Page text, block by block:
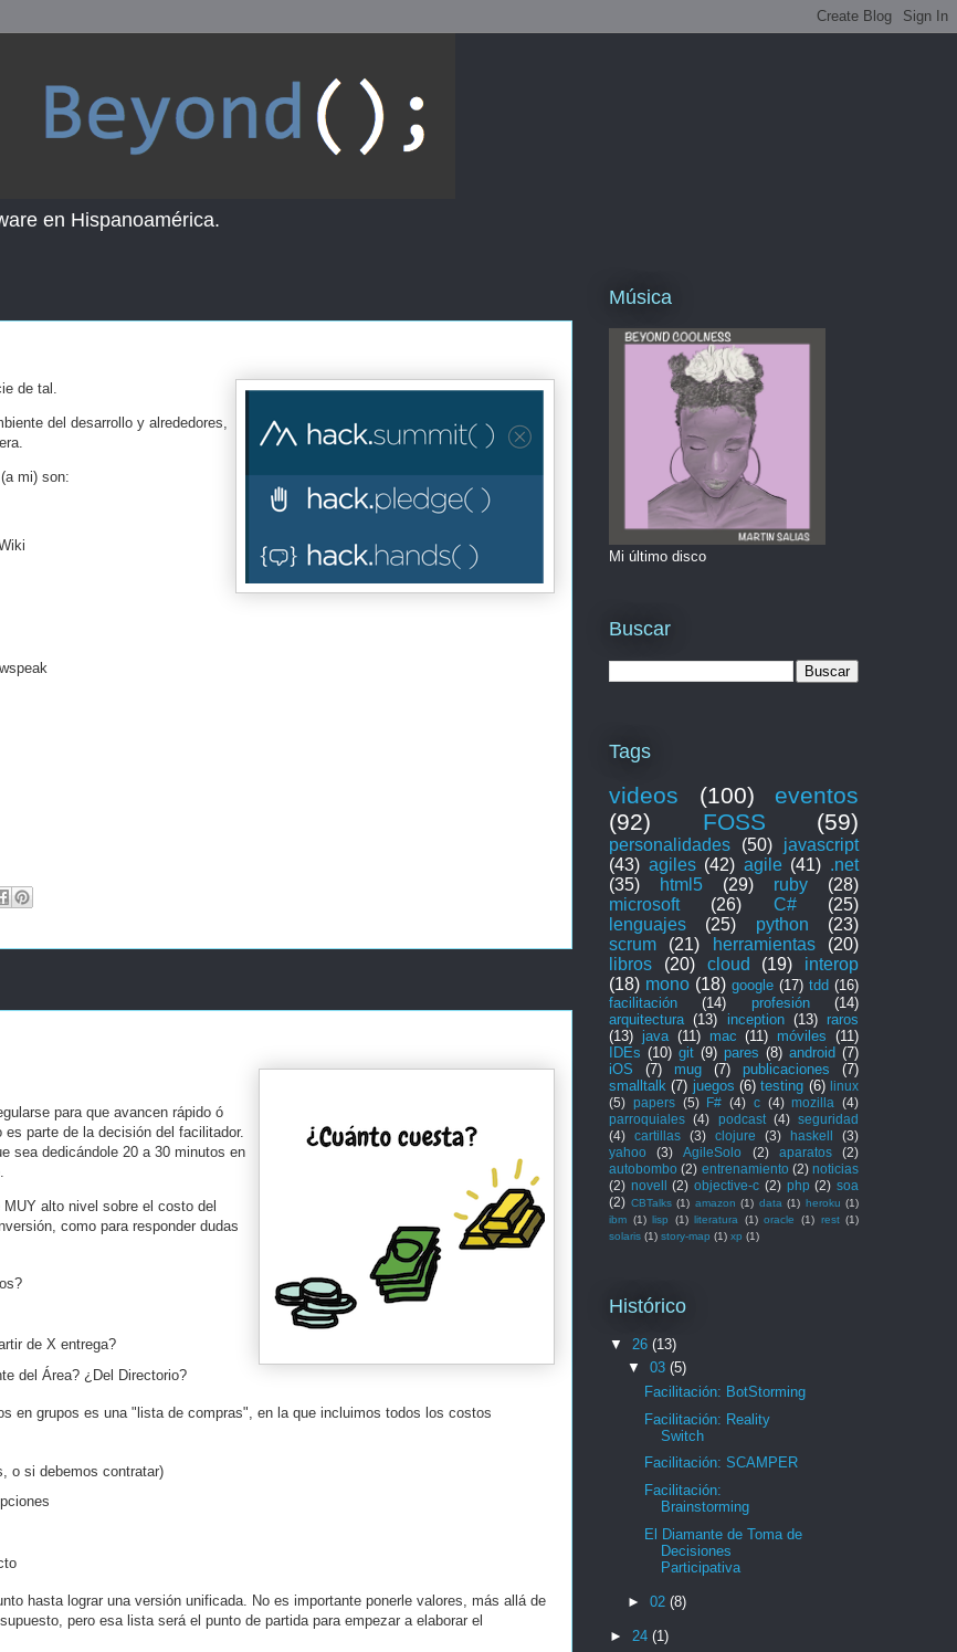
en Hispanoamérica.
de tal.
del desarrollo y alrededores,
mi) son:
para que avancen rápido ó
parte de la decisión del facilitador.
sea dedicándole 20 a 30 minutos en
alto nivel sobre el costo del
como para responder dudas
de X entrega?
del Área? ¿Del Directorio?
en grupos es una "lista de compras", en la que incluimos todos los costos
o si debemos contratar)
hasta lograr una versión unificada. No es importante ponerle valores, más allá de
pero esa lista será el punto de partida para empezar a elaborar el
Música
Mi último disco
Buscar
Tags
videos (100)
eventos
(92)
FOSS (59)
personalidades (50)
javascript
(43) agiles (42) agile (41) .net
(35)
html5 (29) ruby
(28)
microsoft
(26) C#
(25)
lenguajes
(25) python
(23)
scrum
(21) herramientas
(20)
libros
(20) cloud (19)
interop
(18) mono (18) google (17) tdd (16)
facilitación
(14) profesión
(14)
arquitectura (13) inception (13)
raros
(13) java (11) mac (11) móviles
(11)
IDEs (10) git (9) pares (8) android (7)
iOS
(7) mug (7) publicaciones
(7)
smalltalk (7) juegos (6) testing (6) linux
(5) papers (5) F# (4) c (4) mozilla
(4)
parroquiales (4) podcast (4) seguridad
(4)
cartillas (3) clojure (3) haskell
(3)
yahoo
(3) AgileSolo (2) aparatos
(2)
autobombo (2) entrenamiento (2) noticias
(2) novell (2) objective-c (2) php (2) soa
(2) CBTalks (1) amazon (1) data (1) heroku (1)
ibm (1) lisp (1) literatura (1) oracle (1) rest (1)
solaris (1) story-map (1) xp (1)
Histórico
▼ 26 (13)
▼ 03 (5)
Facilitación: BotStorming
Facilitación: Reality
Switch
Facilitación: SCAMPER
Facilitación:
Brainstorming
El Diamante de Toma de
Decisiones
Participativa
► 02 (8)
► 24 (1)